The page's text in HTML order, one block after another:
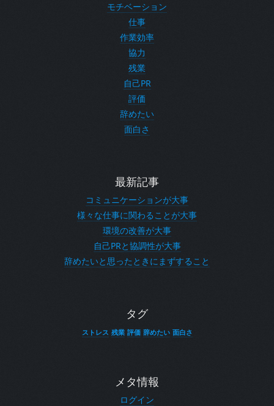
モチベーション
仕事
作業効率
協力
残業
自己PR
評価
辞めたい
面白さ
最新記事
コミュニケーションが大事
様々な仕事に関わることが大事
環境の改善が大事
自己PRと協調性が大事
辞めたいと思ったときにまずすること
タグ
ストレス 残業 評価 辞めたい 面白さ
メタ情報
ログイン